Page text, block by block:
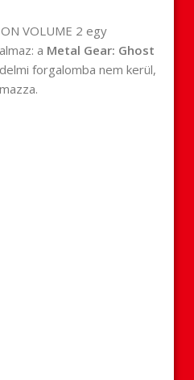
VOLUME 2 egy
a Metal Gear: Ghost
forgalomba nem kerül,